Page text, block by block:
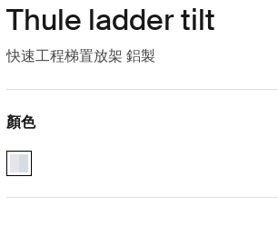
Thule ladder tilt
快速工程梯置放架 鋁製
顏色
Thule ladder tilt 鋁 (selected)